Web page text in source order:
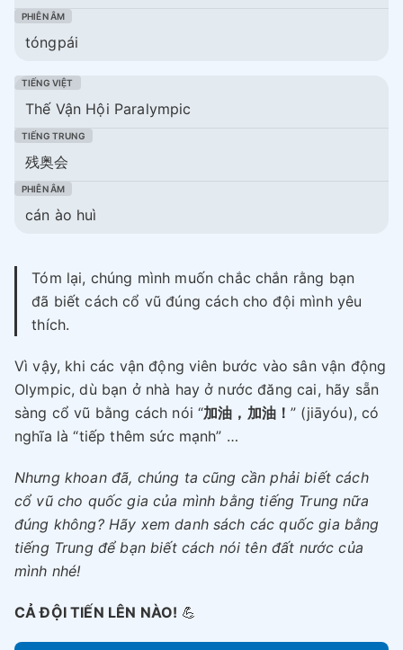
tóngpái
Thế Vận Hội Paralympic
残奥会
cán ào huì
Tóm lại, chúng mình muốn chắc chắn rằng bạn
đã biết cách cổ vũ đúng cách cho đội mình yêu
thích.
Vì vậy, khi các vận động viên bước vào sân vận động
Olympic, dù bạn ở nhà hay ở nước đăng cai, hãy sẵn
sàng cổ vũ bằng cách nói “加油，加油！” (jiāyóu), có
nghĩa là “tiếp thêm sức mạnh” …
Nhưng khoan đã, chúng ta cũng cần phải biết cách
cổ vũ cho quốc gia của mình bằng tiếng Trung nữa
đúng không? Hãy xem danh sách các quốc gia bằng
tiếng Trung để bạn biết cách nói tên đất nước của
mình nhé!
CẢ ĐỘI TIẾN LÊN NÀO! 💪